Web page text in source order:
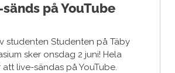
på YouTube
studenten Studenten på Täby
sker onsdag 2 juni! Hela
live-sändas på YouTube.